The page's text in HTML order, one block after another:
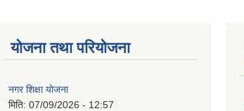
योजना तथा परियोजना
नगर शिक्षा योजना
मिति: 07/09/2026 - 12:57